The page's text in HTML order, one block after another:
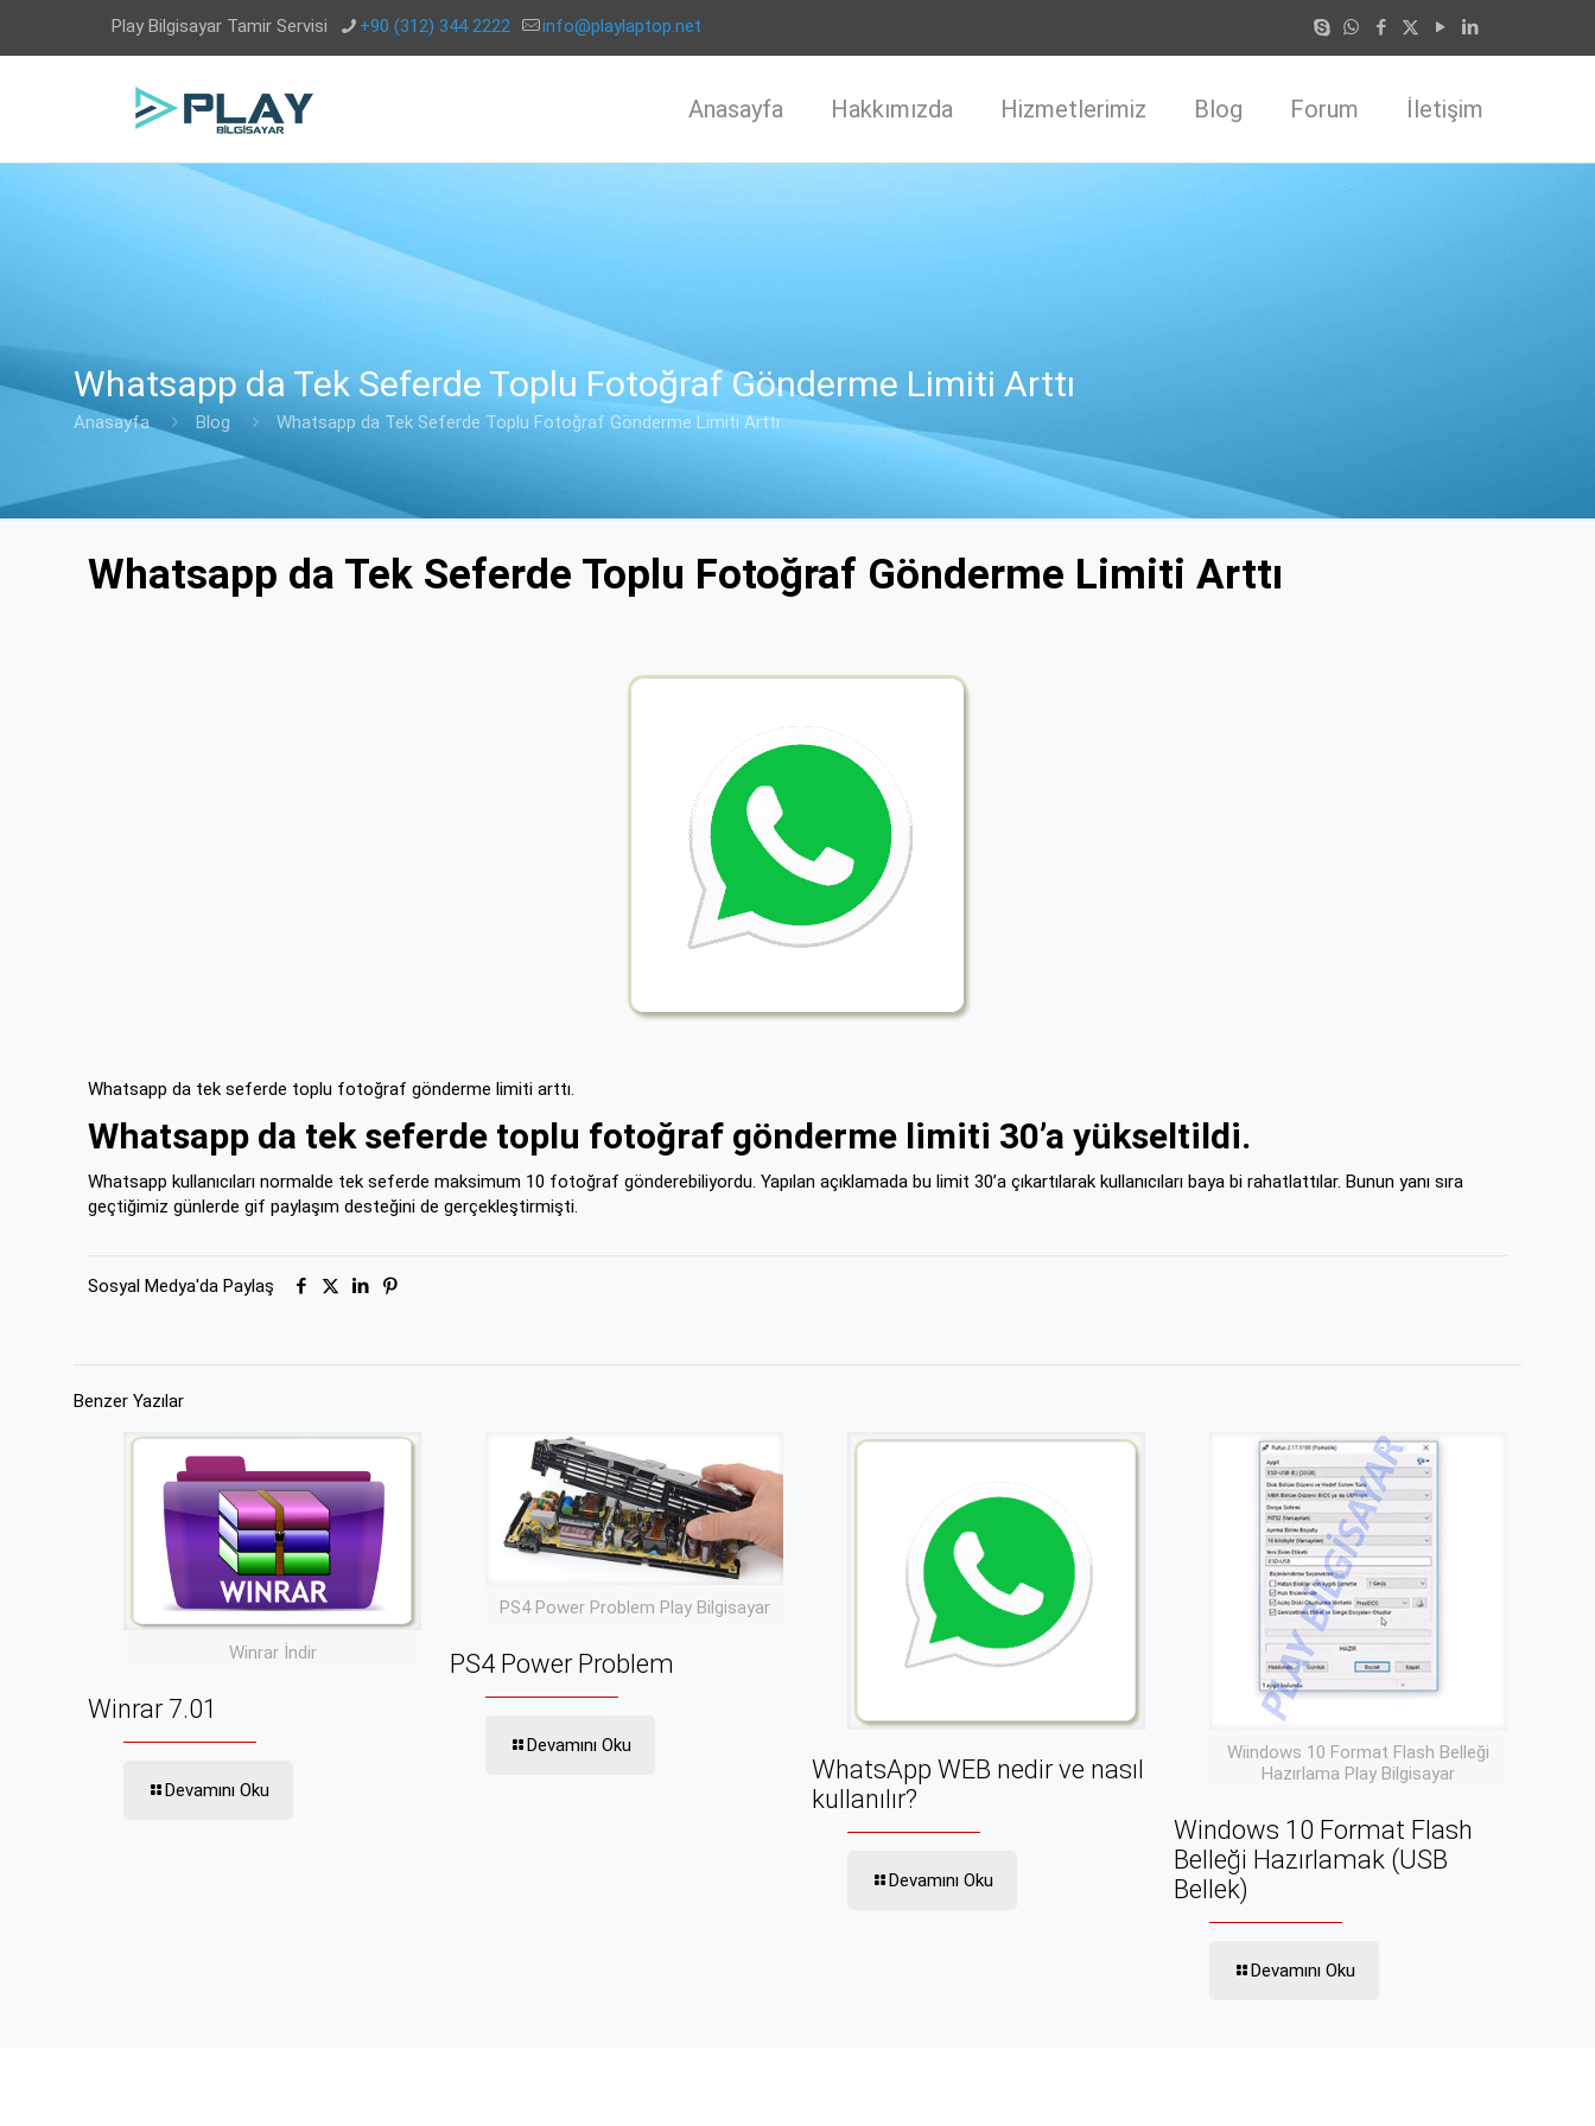
Play Bilgisayar Tamir Servisi +90 (312) 344 2222 info@playlaptop.net
Anasayfa Hakkımızda Hizmetlerimiz Blog Forum İletişim
Whatsapp da Tek Seferde Toplu Fotoğraf Gönderme Limiti Arttı
Anasayfa Blog Whatsapp da Tek Seferde Toplu Fotoğraf Gönderme Limiti Arttı
Whatsapp da Tek Seferde Toplu Fotoğraf Gönderme Limiti Arttı
Whatsapp da tek seferde toplu fotoğraf gönderme limiti arttı.
Whatsapp da tek seferde toplu fotoğraf gönderme limiti 30’a yükseltildi.
Whatsapp kullanıcıları normalde tek seferde maksimum 10 fotoğraf gönderebiliyordu. Yapılan açıklamada bu limit 30’a çıkartılarak kullanıcıları baya bi rahatlattılar. Bunun yanı sıra
geçtiğimiz günlerde gif paylaşım desteğini de gerçekleştirmişti.
Sosyal Medya'da Paylaş
Benzer Yazılar
Winrar İndir
Winrar 7.01
Devamını Oku
PS4 Power Problem Play Bilgisayar
PS4 Power Problem
Devamını Oku
WhatsApp WEB nedir ve nasıl
kullanılır?
Devamını Oku
Wiindows 10 Format Flash Belleği
Hazırlama Play Bilgisayar
Windows 10 Format Flash
Belleği Hazırlamak (USB
Bellek)
Devamını Oku